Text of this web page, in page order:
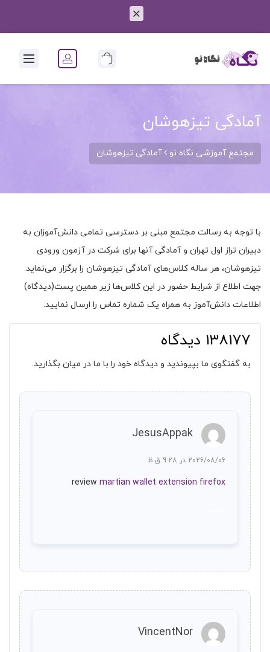
آمادگی تیزهوشان
مجتمع آموزشی نگاه نو آمادگی تیزهوشان
با توجه به رسالت مجتمع مبنی بر دسترسی تمامی دانش‌آموزان به
دبیران تراز اول تهران و آمادگی آنها برای شرکت در آزمون ورودی
تیزهوشان، هر ساله کلاس‌های آمادگی تیزهوشان را برگزار می‌نماید.
جهت اطلاع از شرایط حضور در این کلاس‌ها زیر همین پست(دیدگاه)
اطلاعات دانش‌آموز به همراه یک شماره تماس را ارسال نمایید.
138177 دیدگاه
به گفتگوی ما بپیوندید و دیدگاه خود را با ما در میان بگذارید.
JesusAppak
2026/08/06 در 9:28 ق.ظ
review martian wallet extension firefox
VincentNor